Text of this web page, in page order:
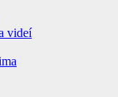
videí